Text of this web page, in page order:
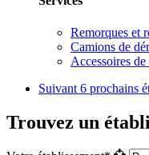
Remorques et
Camions de
Accessoires
Suivant 6 prochains
Trouvez un